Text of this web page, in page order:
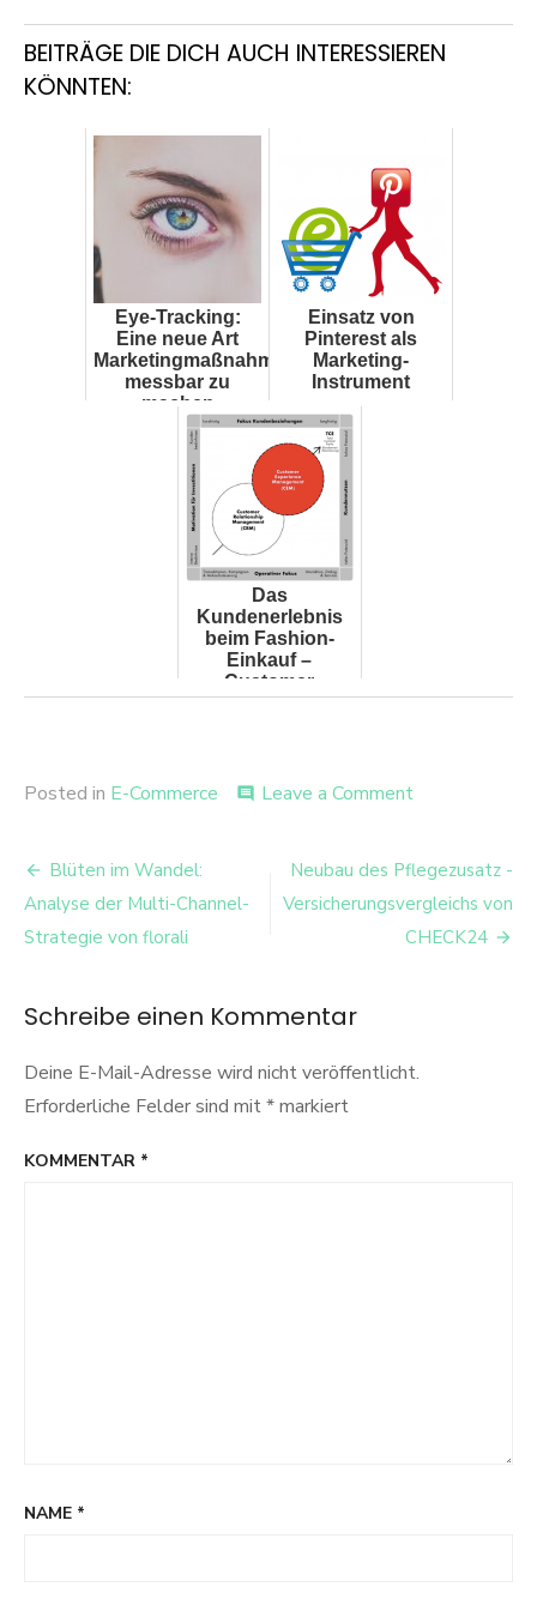
BEITRÄGE DIE DICH AUCH INTERESSIEREN
KÖNNTEN:
Eye-Tracking:
Eine neue Art
Marketingmaßnahmen
messbar zu
machen
Einsatz von
Pinterest als
Marketing-
Instrument
Das
Kundenerlebnis
beim Fashion-
Einkauf –
Customer
Experience
Posted in E-Commerce comment Leave a Commenton
Beitrags-
Navigation
Blüten im Wandel:
Analyse der Multi-Channel-
Strategie von florali
Neubau des Pflegezusatz -
Versicherungsvergleichs von
CHECK24
Schreibe einen Kommentar
Deine E-Mail-Adresse wird nicht veröffentlicht.
Erforderliche Felder sind mit*markiert
KOMMENTAR *
NAME *